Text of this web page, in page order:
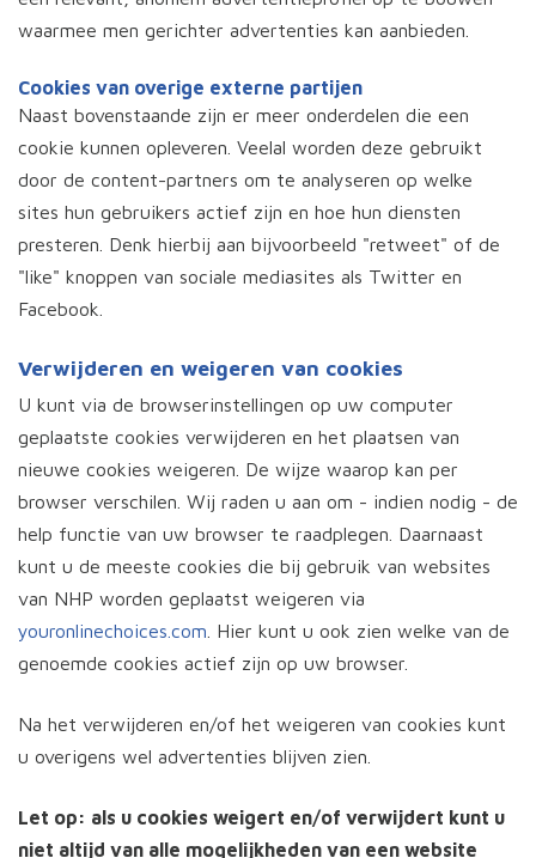
waarmee men gerichter advertenties kan aanbieden.
Cookies van overige externe partijen
Naast bovenstaande zijn er meer onderdelen die een
cookie kunnen opleveren. Veelal worden deze gebruikt
door de content-partners om te analyseren op welke
sites hun gebruikers actief zijn en hoe hun diensten
presteren. Denk hierbij aan bijvoorbeeld "retweet" of de
"like" knoppen van sociale mediasites als Twitter en
Facebook.
Verwijderen en weigeren van cookies
U kunt via de browserinstellingen op uw computer
geplaatste cookies verwijderen en het plaatsen van
nieuwe cookies weigeren. De wijze waarop kan per
browser verschilen. Wij raden u aan om - indien nodig - de
help functie van uw browser te raadplegen. Daarnaast
kunt u de meeste cookies die bij gebruik van websites
van NHP worden geplaatst weigeren via
youronlinechoices.com . Hier kunt u ook zien welke van de
genoemde cookies actief zijn op uw browser.
Na het verwijderen en/of het weigeren van cookies kunt
u overigens wel advertenties blijven zien.
Let op: als u cookies weigert en/of verwijdert kunt u
niet altijd van alle mogelijkheden van een website